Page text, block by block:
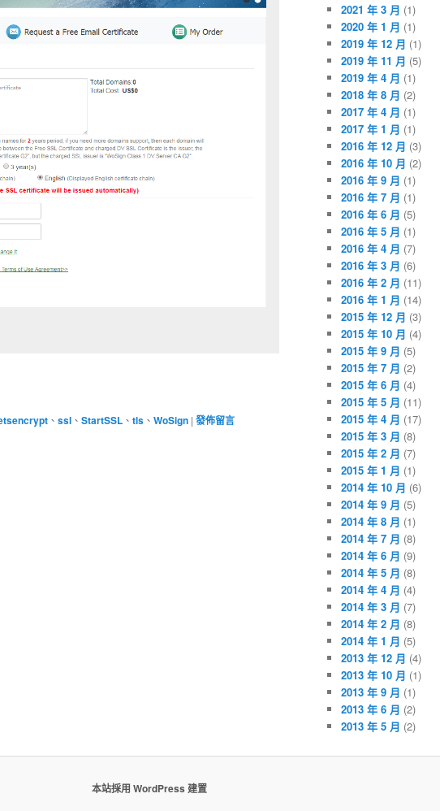
、 ssl 、 StartSSL 、 tls 、 WoSign | 發佈留言
2021 年 3 月 (1)
2020 年 1 月 (1)
2019 年 12 月 (1)
2019 年 11 月 (5)
2019 年 4 月 (1)
2018 年 8 月 (2)
2017 年 4 月 (1)
2017 年 1 月 (1)
2016 年 12 月 (3)
2016 年 10 月 (2)
2016 年 9 月 (1)
2016 年 7 月 (1)
2016 年 6 月 (5)
2016 年 5 月 (1)
2016 年 4 月 (7)
2016 年 3 月 (6)
2016 年 2 月 (11)
2016 年 1 月 (14)
2015 年 12 月 (3)
2015 年 10 月 (4)
2015 年 9 月 (5)
2015 年 7 月 (2)
2015 年 6 月 (4)
2015 年 5 月 (11)
2015 年 4 月 (17)
2015 年 3 月 (8)
2015 年 2 月 (7)
2015 年 1 月 (1)
2014 年 10 月 (6)
2014 年 9 月 (5)
2014 年 8 月 (1)
2014 年 7 月 (8)
2014 年 6 月 (9)
2014 年 5 月 (8)
2014 年 4 月 (4)
2014 年 3 月 (7)
2014 年 2 月 (8)
2014 年 1 月 (5)
2013 年 12 月 (4)
2013 年 10 月 (1)
2013 年 9 月 (1)
2013 年 6 月 (2)
2013 年 5 月 (2)
本站採用 WordPress 建置